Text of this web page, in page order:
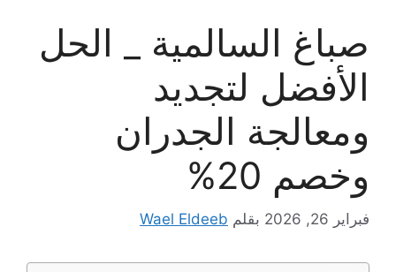
صباغ السالمية _ الحل
الأفضل لتجديد
ومعالجة الجدران
وخصم 20%
فبراير 26, 2026 بقلم Wael Eldeeb